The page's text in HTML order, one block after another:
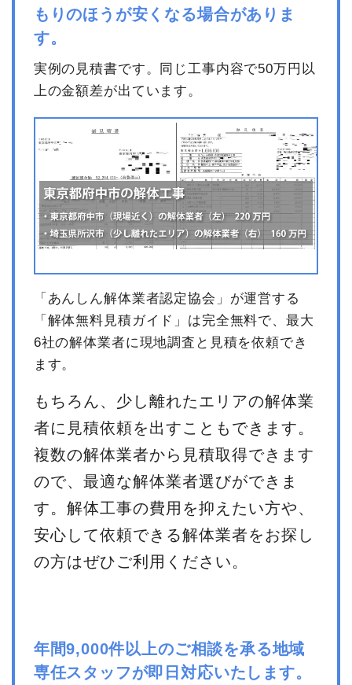
もりのほうが安くなる場合がありま
す。
実例の見積書です。同じ工事内容で50万円以
上の金額差が出ています。
「あんしん解体業者認定協会」が運営する
「解体無料見積ガイド」は完全無料で、最大
6社の解体業者に現地調査と見積を依頼でき
ます。
もちろん、少し離れたエリアの解体業
者に見積依頼を出すこともできます。
複数の解体業者から見積取得できます
ので、最適な解体業者選びができま
す。解体工事の費用を抑えたい方や、
安心して依頼できる解体業者をお探し
の方はぜひご利用ください。
年間9,000件以上のご相談を承る地域
専任スタッフが即日対応いたします。